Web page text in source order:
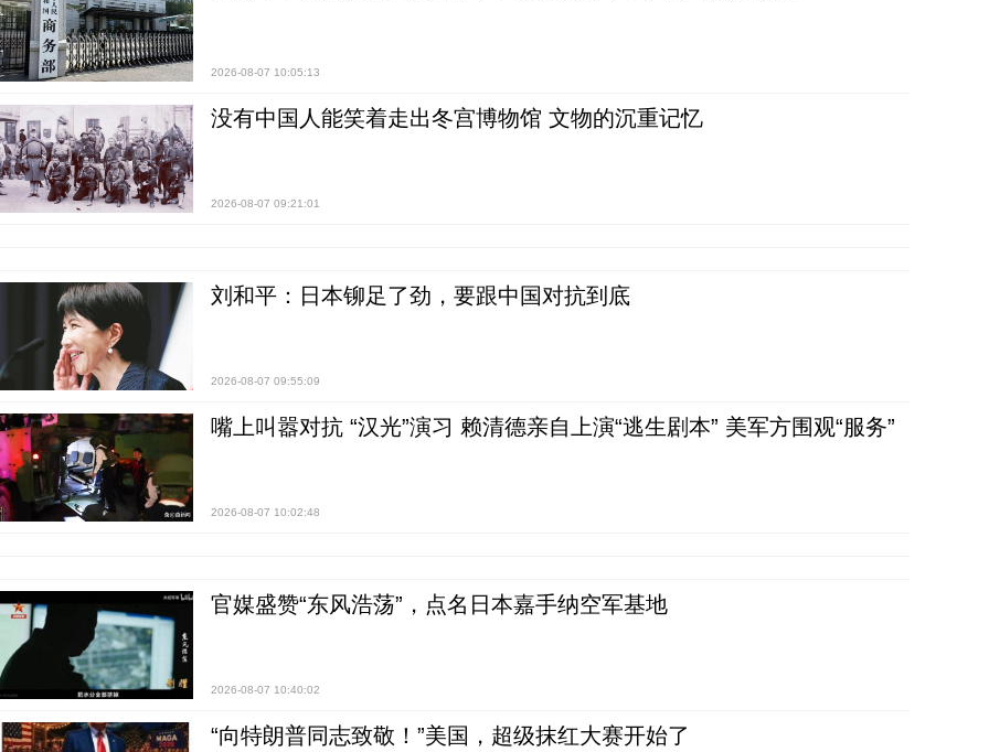
2026-08-07 10:05:13
没有中国人能笑着走出冬宫博物馆 文物的沉重记忆
2026-08-07 09:21:01
刘和平：日本铆足了劲，要跟中国对抗到底
2026-08-07 09:55:09
嘴上叫嚣对抗 “汉光”演习 赖清德亲自上演“逃生剧本” 美军方围观“服务”
2026-08-07 10:02:48
官媒盛赞“东风浩荡”，点名日本嘉手纳空军基地
2026-08-07 10:40:02
“向特朗普同志致敬！”美国，超级抹红大赛开始了